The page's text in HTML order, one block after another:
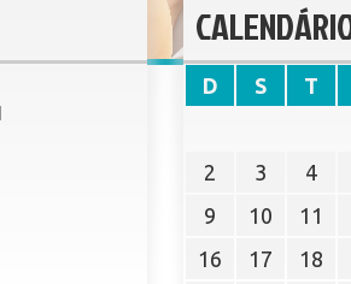
D S T
2
3 4
9
10 11
16
17 18